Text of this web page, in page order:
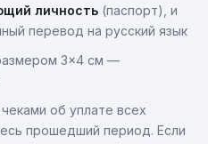
личность (паспорт), и
перевод на русский язык
3×4 см —
об уплате всех
прошедший период. Если